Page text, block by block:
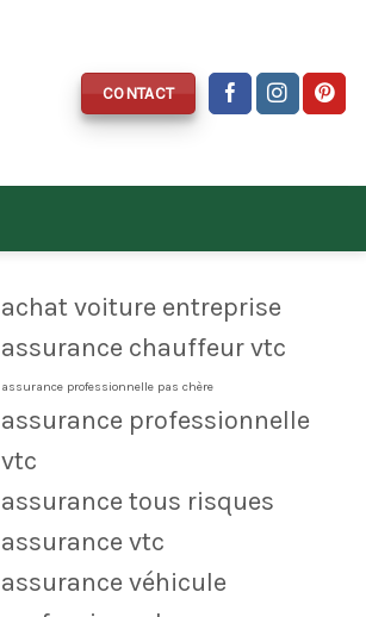
CONTACT
achat voiture entreprise
assurance chauffeur vtc
assurance professionnelle pas chère
assurance professionnelle
vtc
assurance tous risques
assurance vtc
assurance véhicule